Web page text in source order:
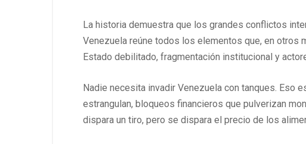
La historia demuestra que los grandes conflictos
Venezuela reúne todos los elementos que, en otros
Estado debilitado, fragmentación institucional y
Nadie necesita invadir Venezuela con tanques. Eso
estrangulan, bloqueos financieros que pulverizan
dispara un tiro, pero se dispara el precio de los